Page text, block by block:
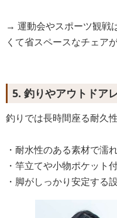
→ 運動会やスポーツ観戦
くて省スペースなチェア
5. 釣りやアウトドア
釣りでは長時間座る耐久
・耐水性のある素材で濡
・竿立てや小物ポケット
・脚がしっかり安定する